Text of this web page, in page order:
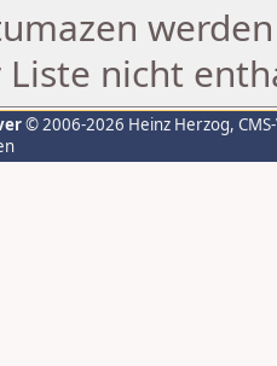
nicht
© 2006-2026 Heinz Herzog,